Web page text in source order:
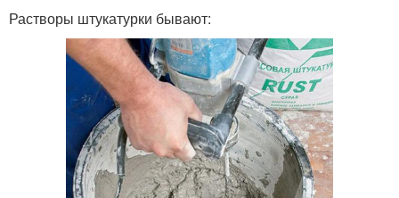
Растворы штукатурки бывают: